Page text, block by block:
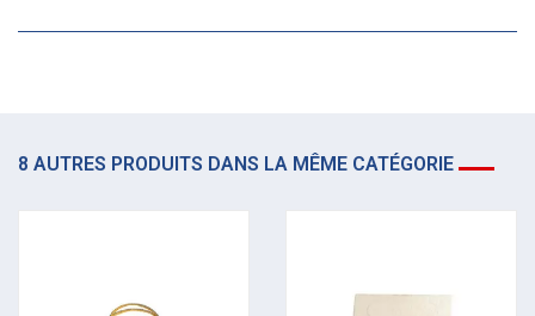
8 AUTRES PRODUITS DANS LA MÊME CATÉGORIE